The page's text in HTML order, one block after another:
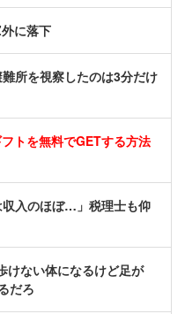
に落下
所を視察したのは3分だけ
トを無料でGETする方法
収入のほぼ…」税理士も仰
けない体になるけど足が
だろ